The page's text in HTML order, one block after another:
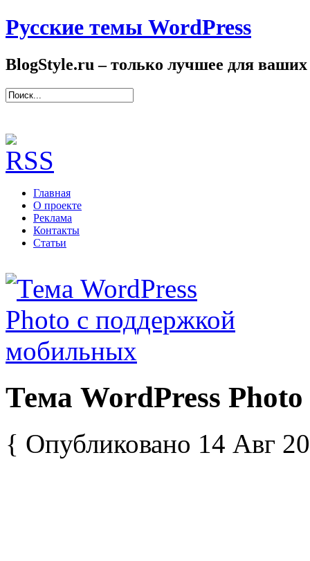
Русские темы WordPress
BlogStyle.ru – только лучшее для ваших
Главная
О проекте
Реклама
Контакты
Статьи
Тема WordPress
{ Опубликовано 14 Авг